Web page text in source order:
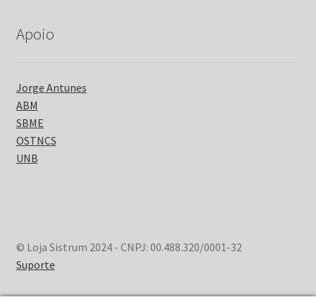
Apoio
Jorge Antunes
ABM
SBME
OSTNCS
UNB
© Loja Sistrum 2024 - CNPJ: 00.488.320/0001-32
Suporte